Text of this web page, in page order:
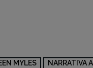
MYLES NARRATIVA